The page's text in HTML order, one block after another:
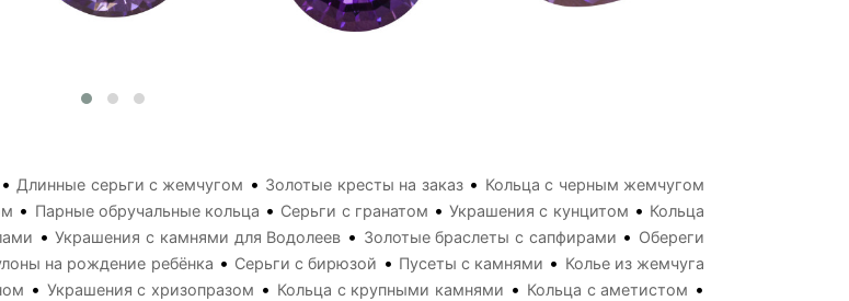
•Длинные серьги с жемчугом • Золотые кресты на заказ• Кольца с черным жемчугом
• Парные обручальные кольца • Серьги с гранатом •Украшения с кунцитом • Кольца
•Украшения с камнями для Водолеев • Золотые браслеты с сапфирами • Обереги
на рождение ребёнка • Серьги с бирюзой • Пусеты с камнями • Колье из жемчуга
• Украшения с хризопразом • Кольца с крупными камнями • Кольца с аметистом •